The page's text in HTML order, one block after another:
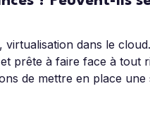
virtualisation dans le
prête à faire face à tout
de mettre en place